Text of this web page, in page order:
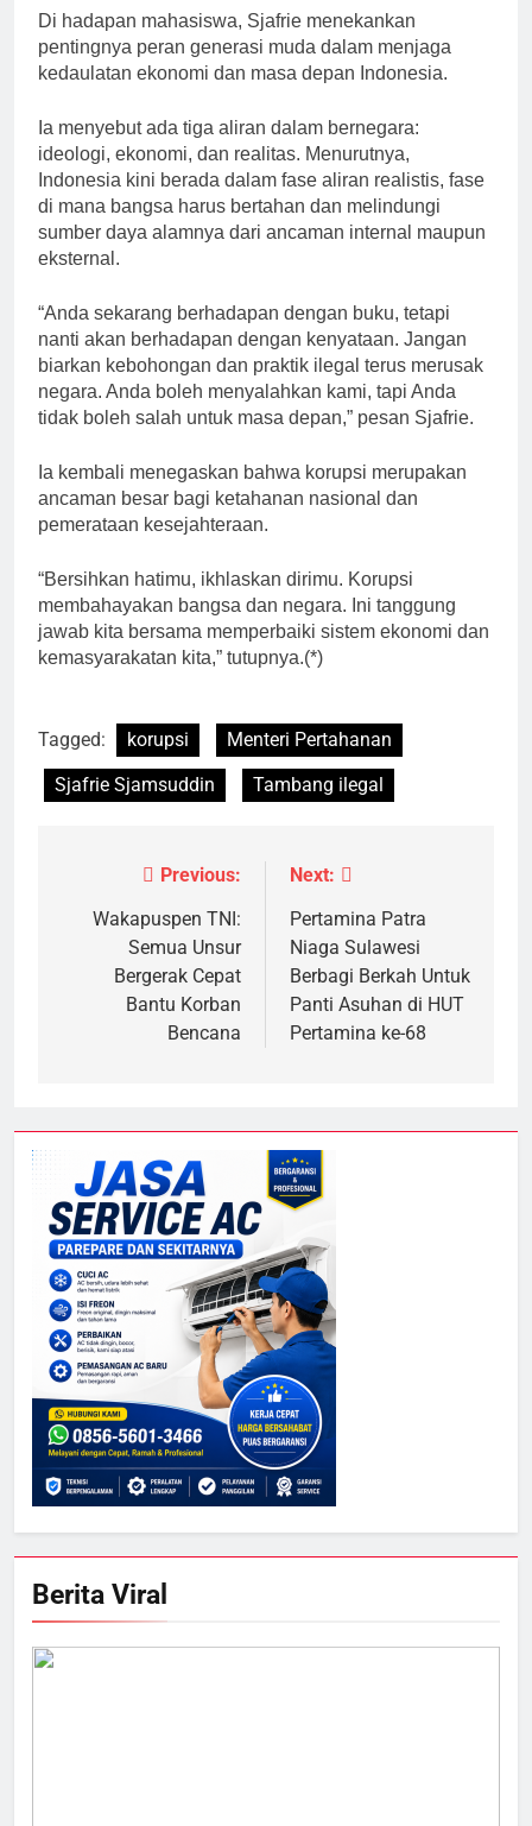
Di hadapan mahasiswa, Sjafrie menekankan
pentingnya peran generasi muda dalam menjaga
kedaulatan ekonomi dan masa depan Indonesia.
Ia menyebut ada tiga aliran dalam bernegara:
ideologi, ekonomi, dan realitas. Menurutnya,
Indonesia kini berada dalam fase aliran realistis, fase
di mana bangsa harus bertahan dan melindungi
sumber daya alamnya dari ancaman internal maupun
eksternal.
“Anda sekarang berhadapan dengan buku, tetapi
nanti akan berhadapan dengan kenyataan. Jangan
biarkan kebohongan dan praktik ilegal terus merusak
negara. Anda boleh menyalahkan kami, tapi Anda
tidak boleh salah untuk masa depan,” pesan Sjafrie.
Ia kembali menegaskan bahwa korupsi merupakan
ancaman besar bagi ketahanan nasional dan
pemerataan kesejahteraan.
“Bersihkan hatimu, ikhlaskan dirimu. Korupsi
membahayakan bangsa dan negara. Ini tanggung
jawab kita bersama memperbaiki sistem ekonomi dan
kemasyarakatan kita,” tutupnya.(*)
Tagged: korupsi
Menteri Pertahanan
Sjafrie Sjamsuddin
Tambang ilegal
Navigasi
pos
Previous:
Wakapuspen TNI:
Semua Unsur
Bergerak Cepat
Bantu Korban
Bencana
Next:
Pertamina Patra
Niaga Sulawesi
Berbagi Berkah Untuk
Panti Asuhan di HUT
Pertamina ke-68
Berita Viral